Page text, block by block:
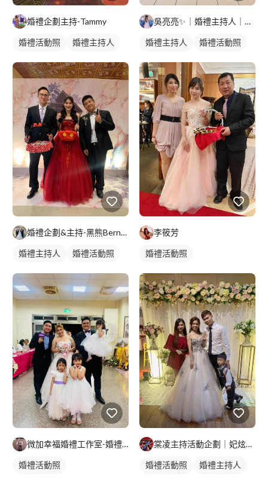
婚禮企劃主持-Tammy
婚禮活動照 婚禮主持人
婚禮企劃&主持-黑熊Bernard
婚禮主持人 婚禮活動照
微加幸福婚禮工作室-婚禮主持人JUNGLE
婚禮活動照
吳亮亮✨️｜婚禮主持人｜活動主持人
婚禮主持人 婚禮活動照
李筱芳
婚禮活動照
棠凌主持活動企劃｜妃炫樂團
婚禮活動照
婚禮主持人